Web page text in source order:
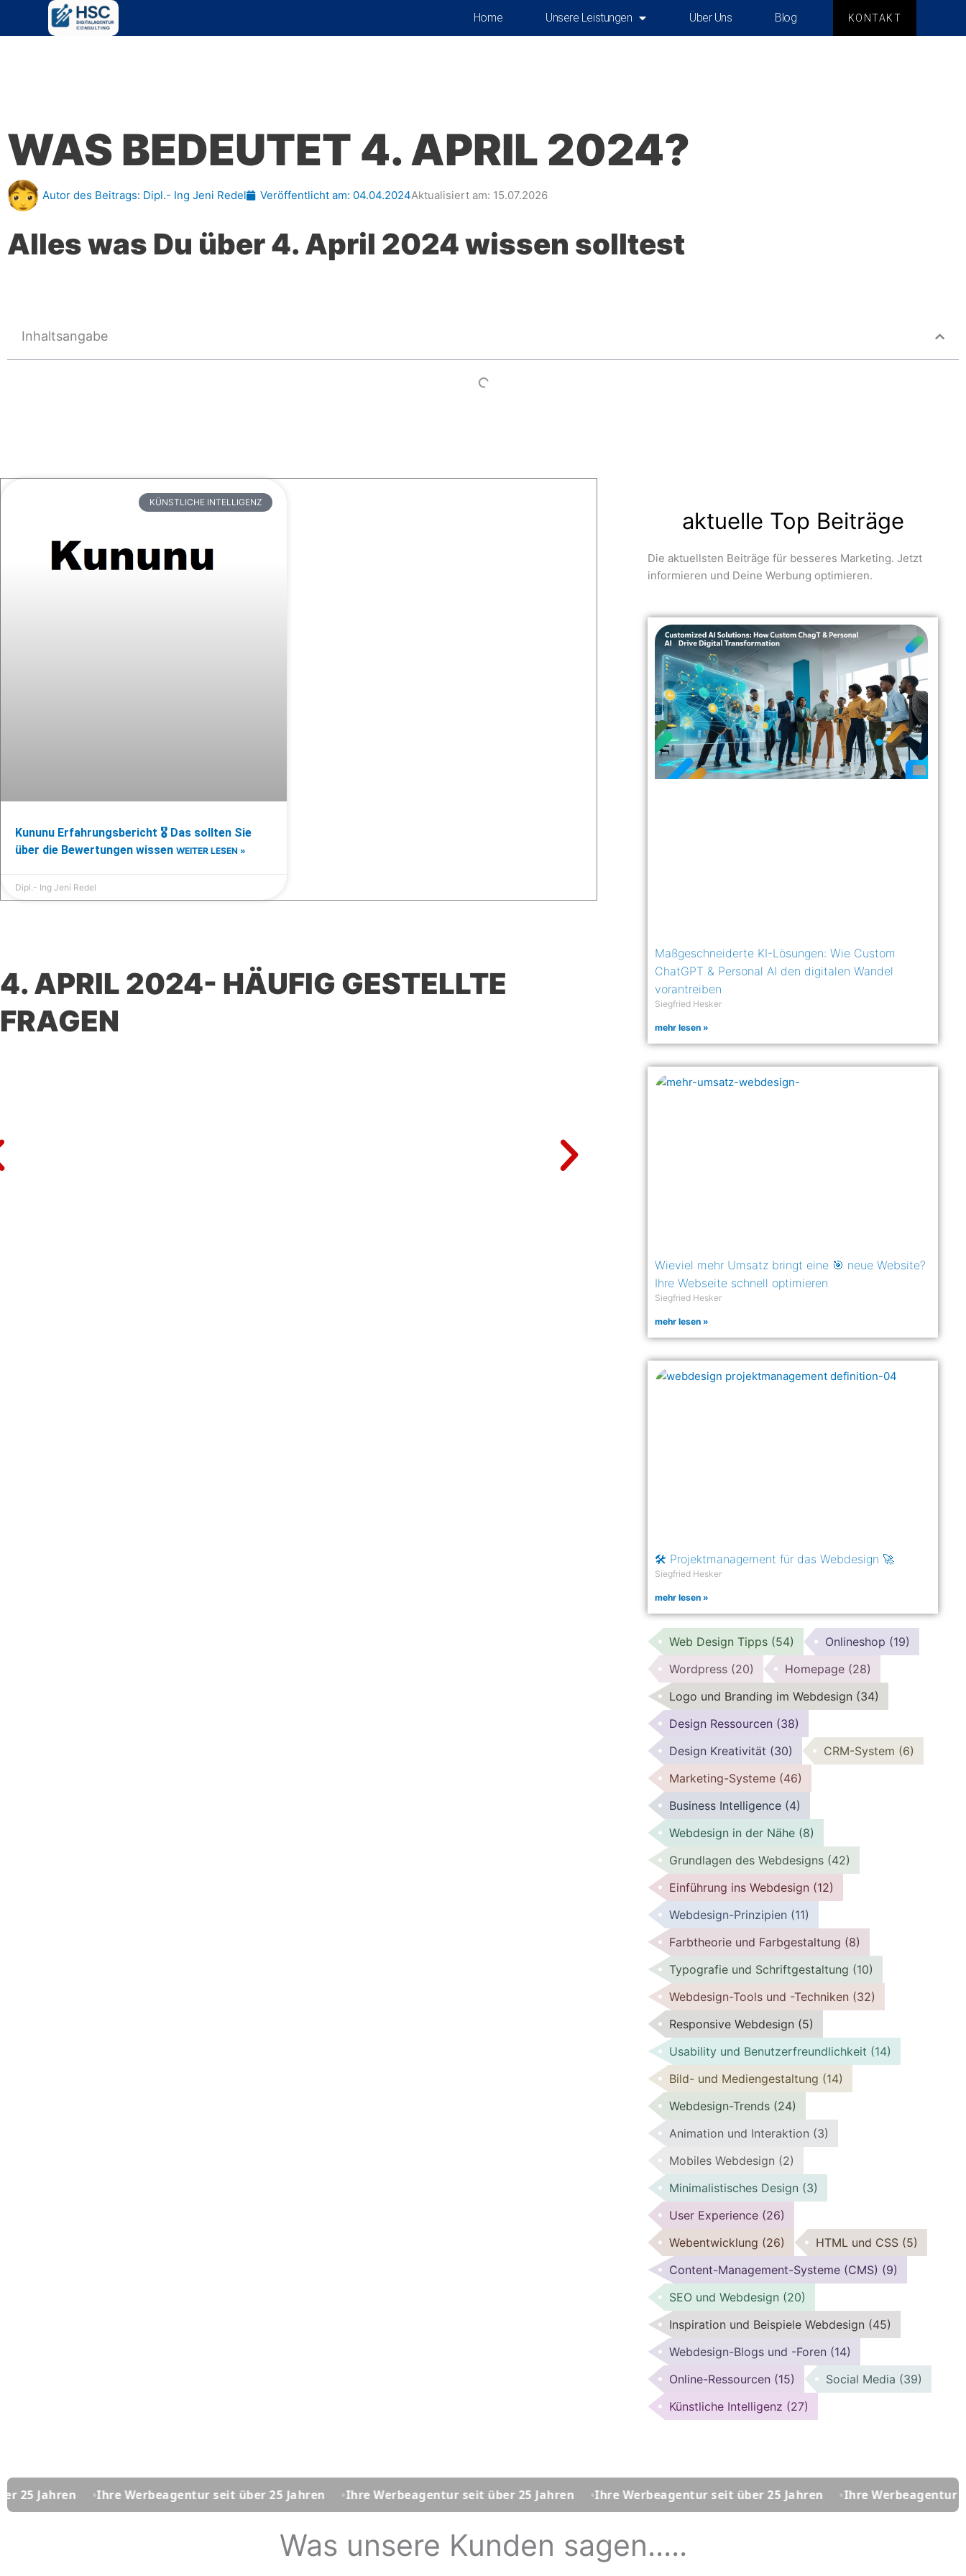
Home Unsere Leistungen Über Uns Blog KONTAKT
WAS BEDEUTET 4. APRIL 2024?
Autor des Beitrags: Dipl.- Ing Jeni Redel Veröffentlicht am: 04.04.2024Aktualisiert am: 15.07.2026
Alles was Du über 4. April 2024 wissen solltest
Inhaltsangabe
KÜNSTLICHE INTELLIGENZ
Kununu Erfahrungsbericht 🎖️ Das sollten Sie
über die Bewertungen wissen WEITER LESEN »
Dipl.- Ing Jeni Redel
4. APRIL 2024- HÄUFIG GESTELLTE
FRAGEN
aktuelle Top Beiträge
Die aktuellsten Beiträge für besseres Marketing. Jetzt
informieren und Deine Werbung optimieren.
Maßgeschneiderte KI-Lösungen: Wie Custom
ChatGPT & Personal AI den digitalen Wandel
vorantreiben
Siegfried Hesker
mehr lesen »
Wieviel mehr Umsatz bringt eine 🎯 neue Website?
Ihre Webseite schnell optimieren
Siegfried Hesker
mehr lesen »
🛠 Projektmanagement für das Webdesign 🚀
Siegfried Hesker
mehr lesen »
Web Design Tipps (54) Onlineshop (19)
Wordpress (20) Homepage (28)
Logo und Branding im Webdesign (34)
Design Ressourcen (38)
Design Kreativität (30) CRM-System (6)
Marketing-Systeme (46)
Business Intelligence (4)
Webdesign in der Nähe (8)
Grundlagen des Webdesigns (42)
Einführung ins Webdesign (12)
Webdesign-Prinzipien (11)
Farbtheorie und Farbgestaltung (8)
Typografie und Schriftgestaltung (10)
Webdesign-Tools und -Techniken (32)
Responsive Webdesign (5)
Usability und Benutzerfreundlichkeit (14)
Bild- und Mediengestaltung (14)
Webdesign-Trends (24)
Animation und Interaktion (3)
Mobiles Webdesign (2)
Minimalistisches Design (3)
User Experience (26)
Webentwicklung (26) HTML und CSS (5)
Content-Management-Systeme (CMS) (9)
SEO und Webdesign (20)
Inspiration und Beispiele Webdesign (45)
Webdesign-Blogs und -Foren (14)
Online-Ressourcen (15) Social Media (39)
Künstliche Intelligenz (27)
Ihre Werbeagentur seit über 25 Jahren Ihre Werbeagentur seit über 25 Jahren Ihre Werbeagentur seit über 25 Jahren Ihre Werbeagentur seit über
Was unsere Kunden sagen.....